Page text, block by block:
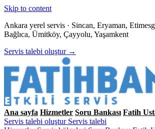
Skip to content
Ankara yerel servis · Sincan, Eryaman,
Bağlıca, Ümitköy, Çayyolu, Yaşamkent
Servis talebi oluştur →
Ana sayfa Hizmetler Soru Bankası Fatih
Servis talebi oluştur Servis talebi